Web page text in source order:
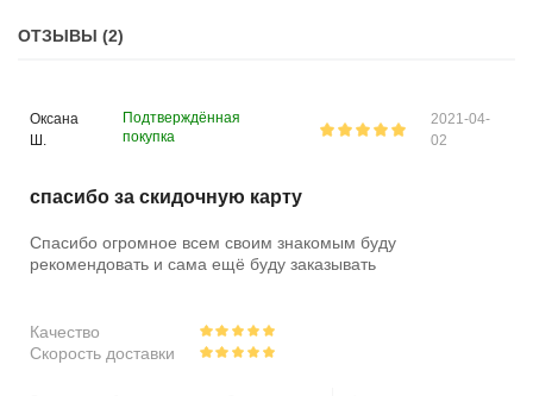
ОТЗЫВЫ (2)
Оксана
Ш.
Подтверждённая
покупка
2021-04-
02
спасибо за скидочную карту
Спасибо огромное всем своим знакомым буду
рекомендовать и сама ещё буду заказывать
Качество
Скорость доставки